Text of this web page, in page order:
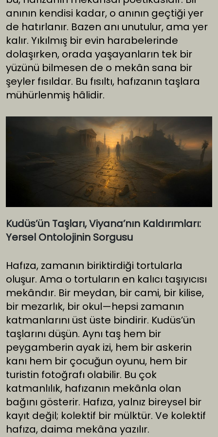
anının kendisi kadar, o anının geçtiği yer
de hatırlanır. Bazen anı unutulur, ama yer
kalır. Yıkılmış bir evin harabelerinde
dolaşırken, orada yaşayanların tek bir
yüzünü bilmesen de o mekân sana bir
şeyler fısıldar. Bu fısıltı, hafızanın taşlara
mühürlenmiş hâlidir.
Kudüs’ün Taşları, Viyana’nın Kaldırımları:
Yersel Ontolojinin Sorgusu
Hafıza, zamanın biriktirdiği tortularla
oluşur. Ama o tortuların en kalıcı taşıyıcısı
mekândır. Bir meydan, bir cami, bir kilise,
bir mezarlık, bir okul—hepsi zamanın
katmanlarını üst üste bindirir. Kudüs’ün
taşlarını düşün. Aynı taş hem bir
peygamberin ayak izi, hem bir askerin
kanı hem bir çocuğun oyunu, hem bir
turistin fotoğrafı olabilir. Bu çok
katmanlılık, hafızanın mekânla olan
bağını gösterir. Hafıza, yalnız bireysel bir
kayıt değil; kolektif bir mülktür. Ve kolektif
hafıza, daima mekâna yazılır.